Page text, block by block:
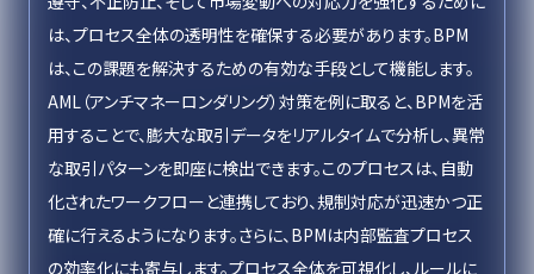
は、プロセス全体の透明性を確保する必要があります。BPM
は、この課題を解決するための有効な手段として機能します。
AML（アンチマネーロンダリング）対策を例に取ると、BPMを活
用することで、膨大な取引データをリアルタイムで分析し、異常
な取引パターンを即座に検出できます。このプロセスは、自動
化されたワークフローと連携しており、規制対応が迅速かつ正
確に行えるようになります。さらに、BPMは内部監査プロセス
の効率化にも寄与します。プロセス全体を可視化し、ルールに